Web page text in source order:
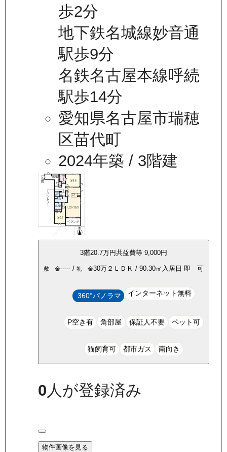
歩2分
地下鉄名城線妙音通
駅歩9分
名鉄名古屋本線呼続
駅歩14分
愛知県名古屋市瑞穂
区苗代町
2024年築 / 3階建
3階20.7万円共益費等 9,000円
敷 金----- / 礼 金30万 ２ＬＤＫ / 90.30㎡ 入居日 即 可
360°パノラマ インターネット無料
P空き有 角部屋 保証人不要 ペット可
猫飼育可 都市ガス 南向き
0人が登録済み
物件画像を見る